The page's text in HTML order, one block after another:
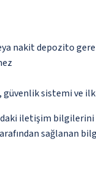
nakit depozito
sistemi ve ilk
iletişim bilgilerini
sağlanan